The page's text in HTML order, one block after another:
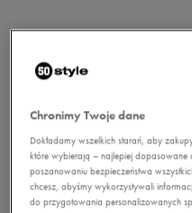
ADIDAS KURTKA
Chronimy Twoje dane
Dokładamy wszelkich starań, aby
które wybierają – najlepiej dopasowane
poszanowaniu bezpieczeństwa
chcesz, abyśmy wykorzystywali
do przygotowania personalizowanych